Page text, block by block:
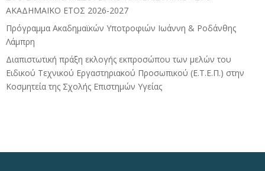
ΑΚΑΔΗΜΑΪΚΟ ΕΤΟΣ 2026-2027
Πρόγραμμα Ακαδημαϊκών Υποτροφιών Ιωάννη & Ροδάνθης
Λάμπρη
Διαπιστωτική πράξη εκλογής εκπροσώπου των μελών του
Ειδικού Τεχνικού Εργαστηριακού Προσωπικού (Ε.Τ.Ε.Π.) στην
Κοσμητεία της Σχολής Επιστημών Υγείας